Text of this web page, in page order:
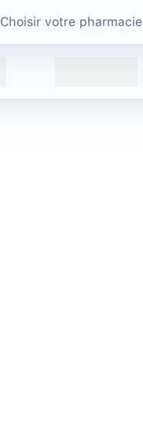
Choisir votre pharmacie